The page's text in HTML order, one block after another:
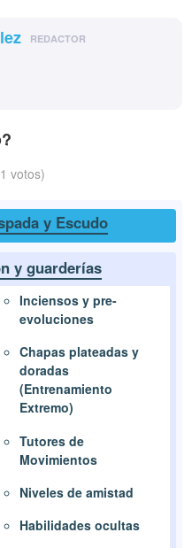
REDACTOR
1 votos)
y Escudo
y guarderías
Inciensos y pre-
evoluciones
Chapas plateadas y
doradas
(Entrenamiento
Extremo)
Tutores de
Movimientos
Niveles de amistad
Habilidades ocultas